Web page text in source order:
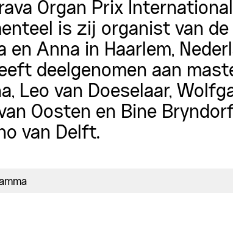
Organ Prix
is zij organist van
en Anna in Haarlem,
deelgenomen aan
Leo van Doeselaar,
Oosten en Bine
van Delft.